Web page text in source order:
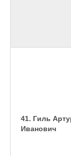
41. Гиль
Иванович